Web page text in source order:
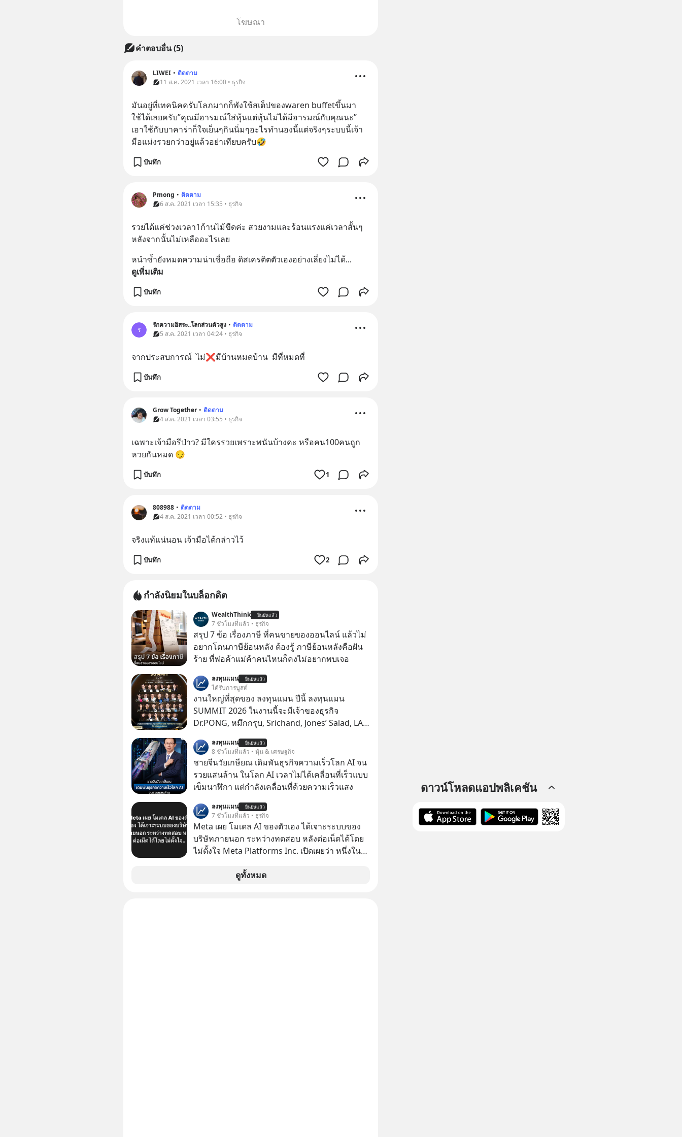
โฆษณา
คำตอบอื่น(5)
LIWEI • ติดตาม
11 ส.ค. 2021 เวลา 16:00 • ธุรกิจ
มันอยู่ที่เทคนิคครับโลภมากก็พังใช้สเต็ปของwaren buffetขึ้นมา
ใช้ได้เลยครับ”คุณมีอารมณ์ใส่หุ้นแต่หุ้นไม่ได้มีอารมณ์กับคุณนะ”
เอาใช้กับบาคาร่าก็ใจเย็นๆกินนิ่มๆอะไรทำนองนี้แต่จริงๆระบบนี้เจ้า
มือแม่งรวยกว่าอยู่แล้วอย่าเทียบครับ🤣
บันทึก
Pmong • ติดตาม
6 ส.ค. 2021 เวลา 15:35 • ธุรกิจ
รวยได้แค่ช่วงเวลา1ก้านไม้ขีดค่ะ สวยงามและร้อนแรงแค่เวลาสั้นๆ
หลังจากนั้นไม่เหลืออะไรเลย
หนำซ้ำยังหมดความน่าเชื่อถือ ดิสเครติตตัวเองอย่างเลี่ยงไม่ได้...
ดูเพิ่มเติม
บันทึก
ร
รักความอิสระ..โลกส่วนตัวสูง • ติดตาม
5 ส.ค. 2021 เวลา 04:24 • ธุรกิจ
จากประสบการณ์  ไม่❌มีบ้านหมดบ้าน  มีที่หมดที่
บันทึก
Grow Together • ติดตาม
4 ส.ค. 2021 เวลา 03:55 • ธุรกิจ
เฉพาะเจ้ามือรึป่าว? มีใครรวยเพราะพนันบ้างคะ หรือคน100คนถูก
หวยกันหมด 😏
บันทึก 1
808988 • ติดตาม
4 ส.ค. 2021 เวลา 00:52 • ธุรกิจ
จริงแท้แน่นอน เจ้ามือได้กล่าวไว้
บันทึก 2
กำลังนิยมในบล็อกดิต
WealthThink ยืนยันแล้ว
7 ชั่วโมงที่แล้ว • ธุรกิจ
สรุป 7 ข้อ เรื่องภาษี ที่คนขายของออนไลน์ แล้วไม่
อยากโดนภาษีย้อนหลัง ต้องรู้ ภาษีย้อนหลังคือฝัน
ร้าย ที่พ่อค้าแม่ค้าคนไหนก็คงไม่อยากพบเจอ
ลงทุนแมน ยืนยันแล้ว
ได้รับการบูสต์
งานใหญ่ที่สุดของ ลงทุนแมน ปีนี้ ลงทุนแมน
SUMMIT 2026 ในงานนี้จะมีเจ้าของธุรกิจ
Dr.PONG, หมึกกรุบ, Srichand, Jones’ Salad, LA
แชร์ความรู้การสร้างธุรกิจ
ลงทุนแมน ยืนยันแล้ว
8 ชั่วโมงที่แล้ว • หุ้น & เศรษฐกิจ
ชายจีนวัยเกษียณ เดิมพันธุรกิจความเร็วโลก AI จน
รวยแสนล้าน ในโลก AI เวลาไม่ได้เคลื่อนที่เร็วแบบ
เข็มนาฬิกา แต่กำลังเคลื่อนที่ด้วยความเร็วแสง
ลงทุนแมน ยืนยันแล้ว
7 ชั่วโมงที่แล้ว • ธุรกิจ
Meta เผย โมเดล AI ของตัวเอง ได้เจาะระบบของ
บริษัทภายนอก ระหว่างทดสอบ หลังต่อเน็ตได้โดย
ไม่ตั้งใจ Meta Platforms Inc. เปิดเผยว่า หนึ่งใน
และเจาะเข้าระบบของบริการภายนอกรายหนึ่งได้
ดูทั้งหมด
ดาวน์โหลดแอปพลิเคชัน